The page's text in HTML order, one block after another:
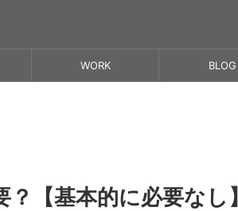
WORK BLOG
【基本的に必要なし】